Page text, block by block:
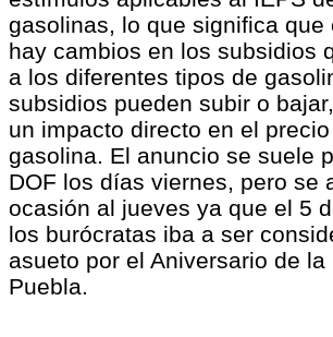
gasolinas, lo que significa que
hay cambios en los subsidios
a los diferentes tipos de
subsidios pueden subir o
un impacto directo en el
gasolina. El anuncio se suele
DOF los días viernes, pero se
ocasión al jueves ya que el 5
los burócratas iba a ser
asueto por el Aniversario de la
Puebla.